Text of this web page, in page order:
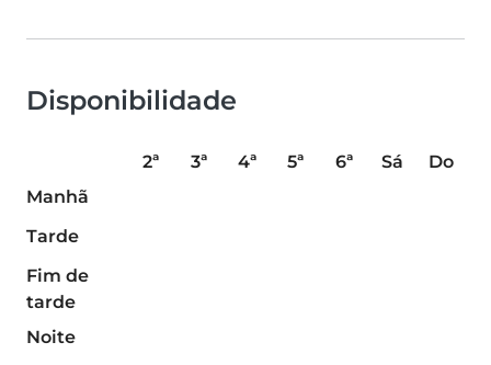
Disponibilidade
2ª 3ª 4ª 5ª 6ª Sá
Do
Manhã
Tarde
Fim de
tarde
Noite